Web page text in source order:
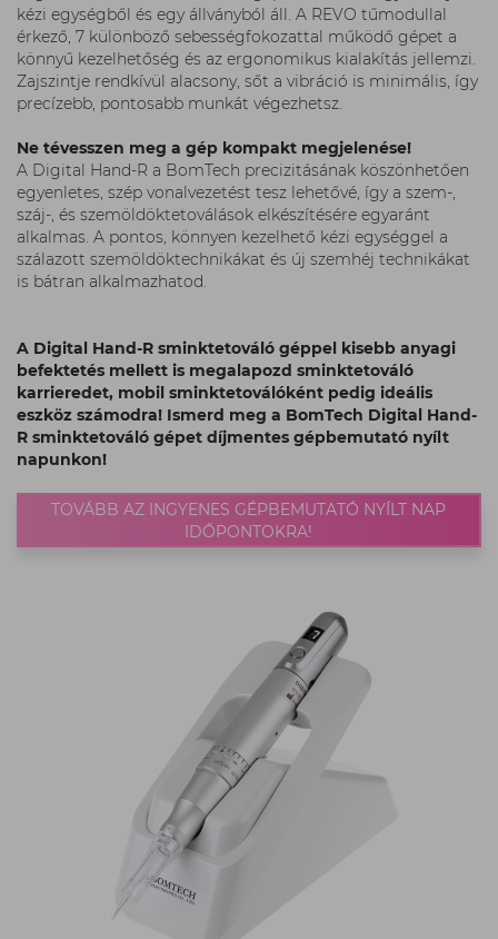
kézi egységből és egy állványból áll. A REVO tűmodullal
érkező, 7 különböző sebességfokozattal működő gépet a
könnyű kezelhetőség és az ergonomikus kialakítás jellemzi.
Zajszintje rendkívül alacsony, sőt a vibráció is minimális, így
precízebb, pontosabb munkát végezhetsz.
Ne tévesszen meg a gép kompakt megjelenése!
A Digital Hand-R a BomTech precizitásának köszönhetően
egyenletes, szép vonalvezetést tesz lehetővé, így a szem-,
száj-, és szemöldöktetoválások elkészítésére egyaránt
alkalmas. A pontos, könnyen kezelhető kézi egységgel a
szálazott szemöldöktechnikákat és új szemhéj technikákat
is bátran alkalmazhatod.
A Digital Hand-R sminktetováló géppel kisebb anyagi
befektetés mellett is megalapozd sminktetováló
karrieredet, mobil sminktetoválóként pedig ideális
eszköz számodra! Ismerd meg a BomTech Digital Hand-
R sminktetováló gépet díjmentes gépbemutató nyílt
napunkon!
TOVÁBB AZ INGYENES GÉPBEMUTATÓ NYÍLT NAP
IDŐPONTOKRA!